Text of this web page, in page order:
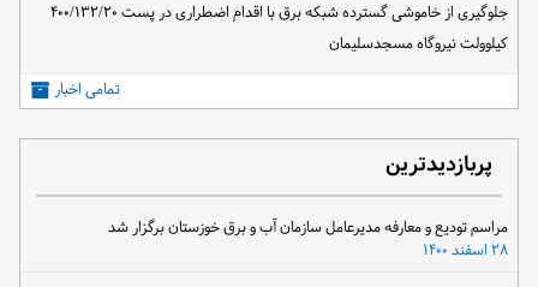
جلوگیری از خاموشی گسترده شبکه برق با اقدام اضطراری در پست ۴۰۰/۱۳۲/۲۰
کیلوولت نیروگاه مسجدسلیمان
تمامی اخبار
پربازدیدترین
مراسم تودیع و معارفه مدیرعامل سازمان آب و برق خوزستان برگزار شد
۲۸ اسفند ۱۴۰۰